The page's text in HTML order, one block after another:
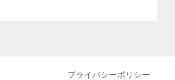
プライバシーポリシー